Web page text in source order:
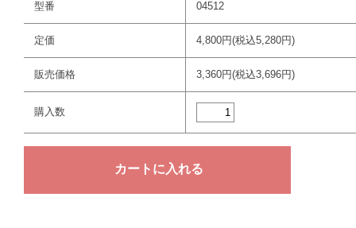
型番 04512
定価 4,800円(税込5,280円)
販売価格 3,360円(税込3,696円)
購入数